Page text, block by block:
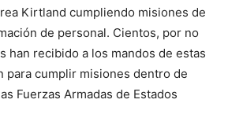
Kirtland cumpliendo misiones de
de personal. Cientos, por no
han recibido a los mandos de estas
para cumplir misiones dentro de
Fuerzas Armadas de Estados